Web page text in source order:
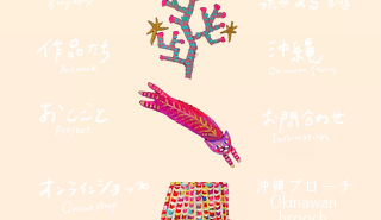
沖縄ブローチ
Okinawan